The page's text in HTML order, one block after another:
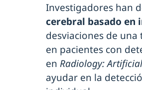
Investigadores han
cerebral basado
desviaciones de
en pacientes con
en Radiology:
ayudar en la